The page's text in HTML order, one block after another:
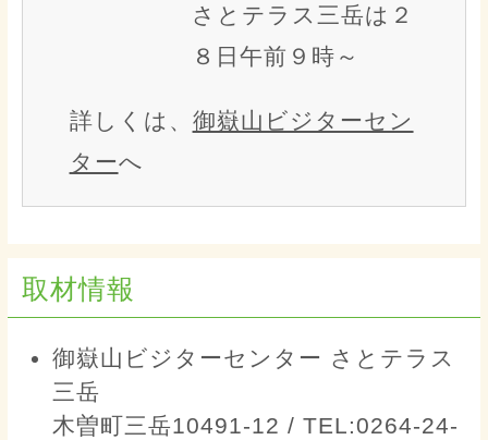
さとテラス三岳は２
８日午前９時～
詳しくは、 御嶽山ビジターセン
ターへ
取材情報
御嶽山ビジターセンター さとテラス
三岳
木曽町三岳10491‐12 / TEL:0264‐24‐